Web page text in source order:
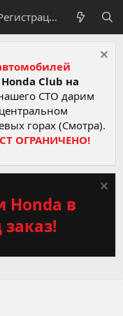
Регистрация
Honda Club на
СТО дарим
горах (Смотра).
ОГРАНИЧЕНО!
Honda в